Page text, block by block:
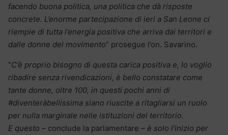
facendo buona politica, una politica che dà risposte
concrete. L’enorme partecipazione di ieri a San Leone ci
riempie di tutta l’energia positiva che arriva dai territori e
dalle donne del movimento” prosegue l’on. Savarino.
“C’è proprio bisogno di questa carica positiva e, lo voglio
ribadire senza rivendicazioni, è bello constatare come
tante donne, oltre 100, in questi pochi anni di
#diventeràbellissima siano riuscite a ritagliarsi un ruolo
per nulla marginale nelle istituzioni del territorio.
E questo – conclude la parlamentare – è solo l’inizio per